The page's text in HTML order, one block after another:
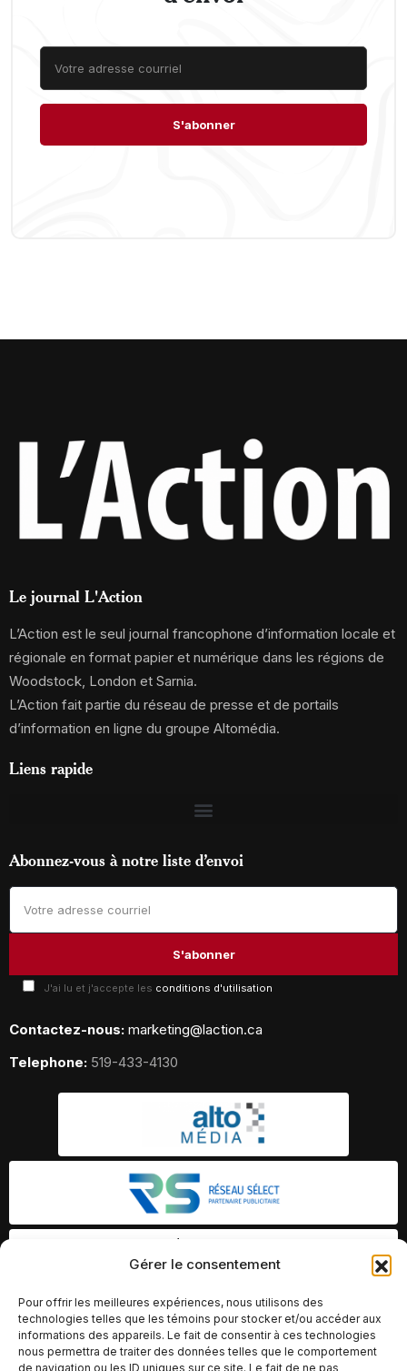
Gérer le consentement
Pour offrir les meilleures expériences, nous utilisons des
technologies telles que les témoins pour stocker et/ou accéder aux
informations des appareils. Le fait de consentir à ces technologies
nous permettra de traiter des données telles que le comportement
de navigation ou les ID uniques sur ce site. Le fait de ne pas
Le journal L'Action
L’Action est le seul journal francophone d’information locale et
régionale en format papier et numérique dans les régions de
Woodstock, London et Sarnia.
L’Action fait partie du réseau de presse et de portails
d’information en ligne du groupe Altomédia.
Liens rapide
Abonnez-vous à notre liste d’envoi
J'ai lu et j'accepte les conditions d'utilisation
Contactez-nous: marketing@laction.ca
Telephone: 519-433-4130